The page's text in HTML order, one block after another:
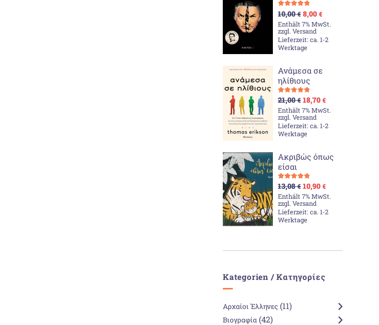
Bewertet mit
5.00von 5
10,00€ Ursprünglicher
Preis
war:
10,00 €
8,00 €Aktueller
Preis
ist:
Enthält 7% MwSt.
zzgl. Versand
Lieferzeit: ca. 1-2
Werktage
Ανάμεσα σε
ηλίθιους
Bewertet mit
5.00von 5
21,00€Ursprünglicher
Preis
war:
21,00 €
18,70 €Aktueller
Preis
ist:
Enthält 7% MwSt.
zzgl. Versand
Lieferzeit: ca. 1-2
Werktage
Ακριβώς όπως
είσαι
Bewertet mit
5.00von 5
13,08€ Ursprünglicher
Preis
war:
13,08 €
10,90 €Aktueller
Preis
ist:
Enthält 7% MwSt.
zzgl. Versand
Lieferzeit: ca. 1-2
Werktage
Kategorien / Κατηγορίες
Αρχαίοι Έλληνες (11)
Βιογραφία (42)